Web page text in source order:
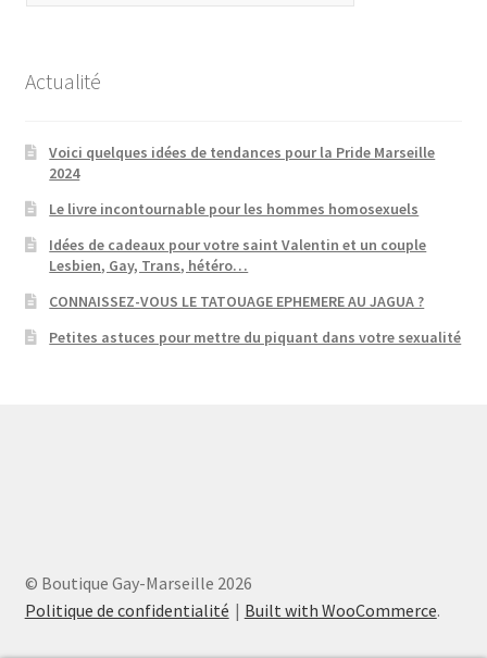
Actualité
Voici quelques idées de tendances pour la Pride Marseille
2024
Le livre incontournable pour les hommes homosexuels
Idées de cadeaux pour votre saint Valentin et un couple
Lesbien, Gay, Trans, hétéro…
CONNAISSEZ-VOUS LE TATOUAGE EPHEMERE AU JAGUA ?
Petites astuces pour mettre du piquant dans votre sexualité
© Boutique Gay-Marseille 2026
Politique de confidentialité
Built with WooCommerce.